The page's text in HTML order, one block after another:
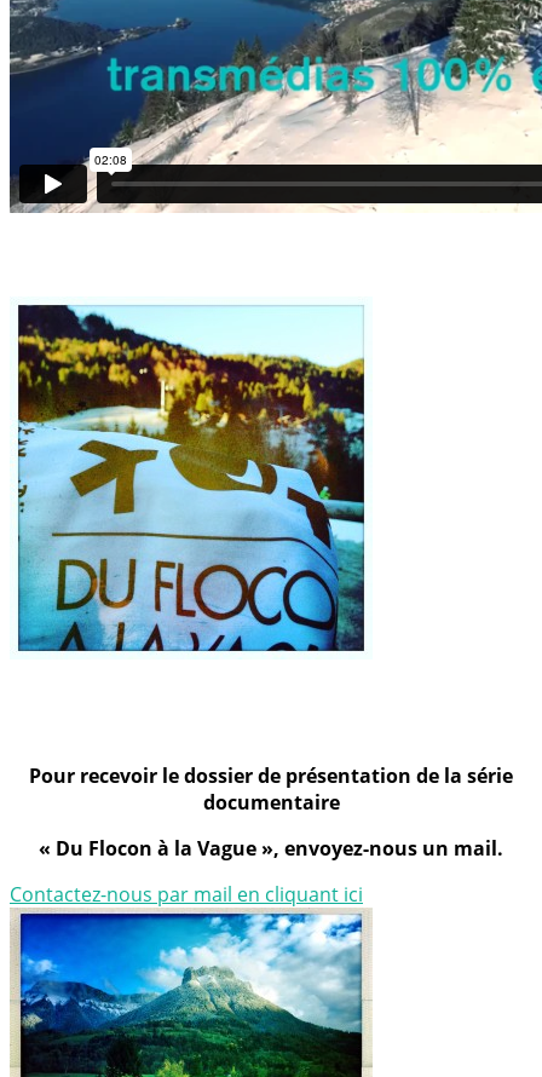
Pour recevoir le dossier de présentation de la série
documentaire
« Du Flocon à la Vague », envoyez-nous un mail.
Contactez-nous par mail en cliquant ici